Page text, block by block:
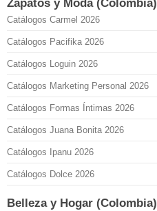
Zapatos y Moda (Colombia)
Catálogos Carmel 2026
Catálogos Pacifika 2026
Catálogos Loguin 2026
Catálogos Marketing Personal 2026
Catálogos Formas Íntimas 2026
Catálogos Juana Bonita 2026
Catálogos Ipanu 2026
Catálogos Dolce 2026
Belleza y Hogar (Colombia)